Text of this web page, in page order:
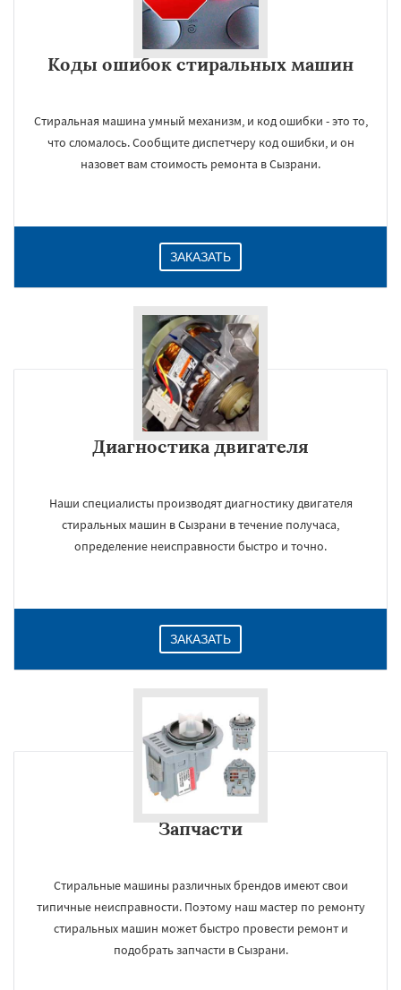
Коды ошибок стиральных машин
Стиральная машина умный механизм, и код ошибки - это то,
что сломалось. Сообщите диспетчеру код ошибки, и он
назовет вам стоимость ремонта в Сызрани.
ЗАКАЗАТЬ
Диагностика двигателя
Наши специалисты производят диагностику двигателя
стиральных машин в Сызрани в течение получаса,
определение неисправности быстро и точно.
ЗАКАЗАТЬ
Запчасти
Стиральные машины различных брендов имеют свои
типичные неисправности. Поэтому наш мастер по ремонту
стиральных машин может быстро провести ремонт и
подобрать запчасти в Сызрани.